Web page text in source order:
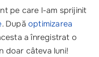
pe care l-am sprijinit
. Dupăoptimizarea
a înregistrat o
doar câteva luni!